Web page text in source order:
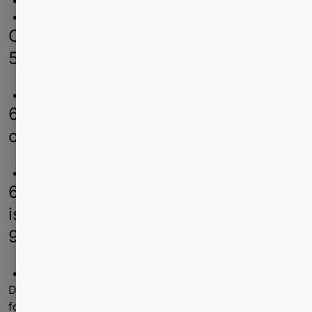
Octamethylcyclotetrasiloxan (CAS-nr.
556-67-2)
6,6'-di-tert-butyl-2,2'-methylendi-p-
creso (CAS-nr. 119-47-1)
6,6'-tetrabromo-4,4'-
isopropylidenediphenol (CAS No. 79-
94-7)
De ovennævnte artikler udgør ikke en sikkerhedsrisiko
for kunder og slutbrugere under normale